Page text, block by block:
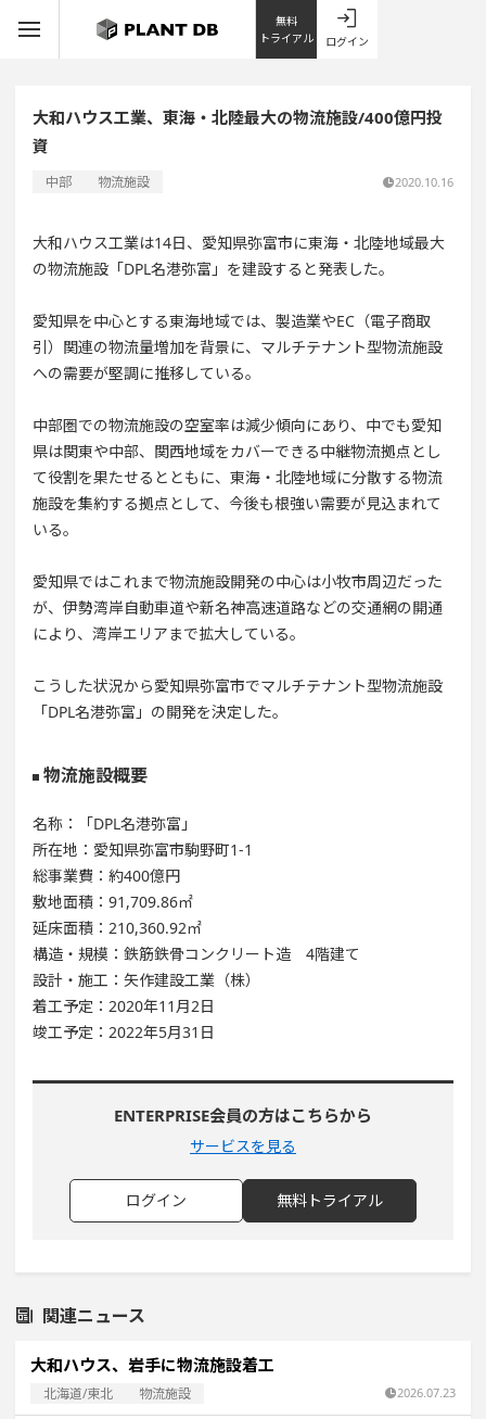
無料
トライアル
ログイン
大和ハウス工業、東海・北陸最大の物流施設/400億円投
資
中部 物流施設 2020.10.16
大和ハウス工業は14日、愛知県弥富市に東海・北陸地域最大
の物流施設「DPL名港弥富」を建設すると発表した。
愛知県を中心とする東海地域では、製造業やEC（電子商取
引）関連の物流量増加を背景に、マルチテナント型物流施設
への需要が堅調に推移している。
中部圏での物流施設の空室率は減少傾向にあり、中でも愛知
県は関東や中部、関西地域をカバーできる中継物流拠点とし
て役割を果たせるとともに、東海・北陸地域に分散する物流
施設を集約する拠点として、今後も根強い需要が見込まれて
いる。
愛知県ではこれまで物流施設開発の中心は小牧市周辺だった
が、伊勢湾岸自動車道や新名神高速道路などの交通網の開通
により、湾岸エリアまで拡大している。
こうした状況から愛知県弥富市でマルチテナント型物流施設
「DPL名港弥富」の開発を決定した。
物流施設概要
名称：「DPL名港弥富」
所在地：愛知県弥富市駒野町1-1
総事業費：約400億円
敷地面積：91,709.86㎡
延床面積：210,360.92㎡
構造・規模：鉄筋鉄骨コンクリート造 4階建て
設計・施工：矢作建設工業（株）
着工予定：2020年11月2日
竣工予定：2022年5月31日
ENTERPRISE会員の方はこちらから
サービスを見る
ログイン 無料トライアル
関連ニュース
大和ハウス、岩手に物流施設着工
北海道/東北 物流施設 2026.07.23